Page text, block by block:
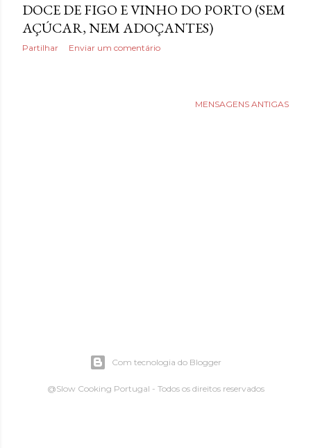
DOCE DE FIGO E VINHO DO PORTO (SEM
AÇÚCAR, NEM ADOÇANTES)
Partilhar Enviar um comentário
MENSAGENS ANTIGAS
Com tecnologia do Blogger
@Slow Cooking Portugal - Todos os direitos reservados